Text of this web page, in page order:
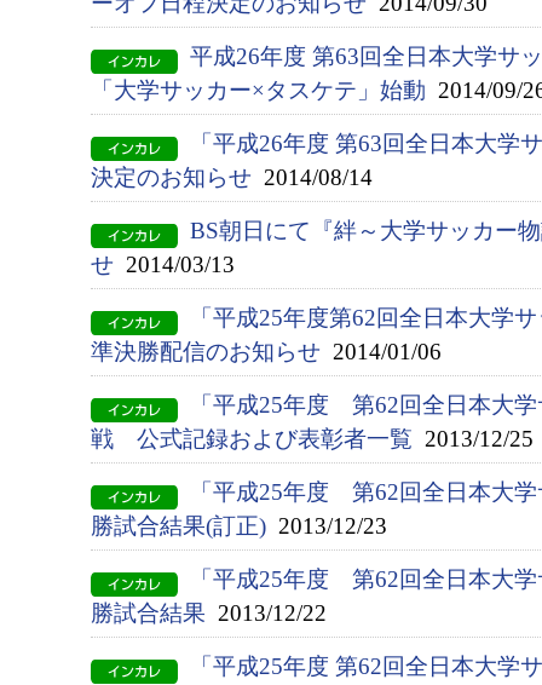
平成26年度 第63回全日本大学サ
「大学サッカー×タスケテ」始動 2014/09/
「平成26年度 第63回全日本大学
決定のお知らせ 2014/08/14
BS朝日にて『絆～大学サッカー
せ 2014/03/13
「平成25年度第62回全日本大学
準決勝配信のお知らせ 2014/01/06
「平成25年度 第62回全日本大
戦 公式記録および表彰者一覧 2013/12/25
「平成25年度 第62回全日本大
勝試合結果(訂正) 2013/12/23
「平成25年度 第62回全日本大
勝試合結果 2013/12/22
「平成25年度 第62回全日本大学